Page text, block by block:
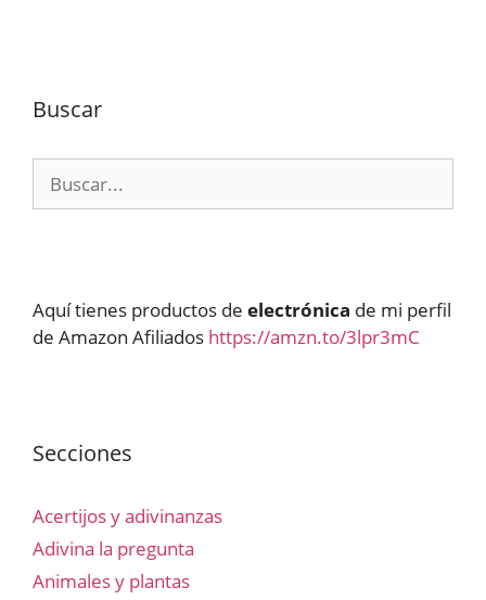
Buscar
Aquí tienes productos de electrónica de mi perfil
de Amazon Afiliados https://amzn.to/3lpr3mC
Secciones
Acertijos y adivinanzas
Adivina la pregunta
Animales y plantas